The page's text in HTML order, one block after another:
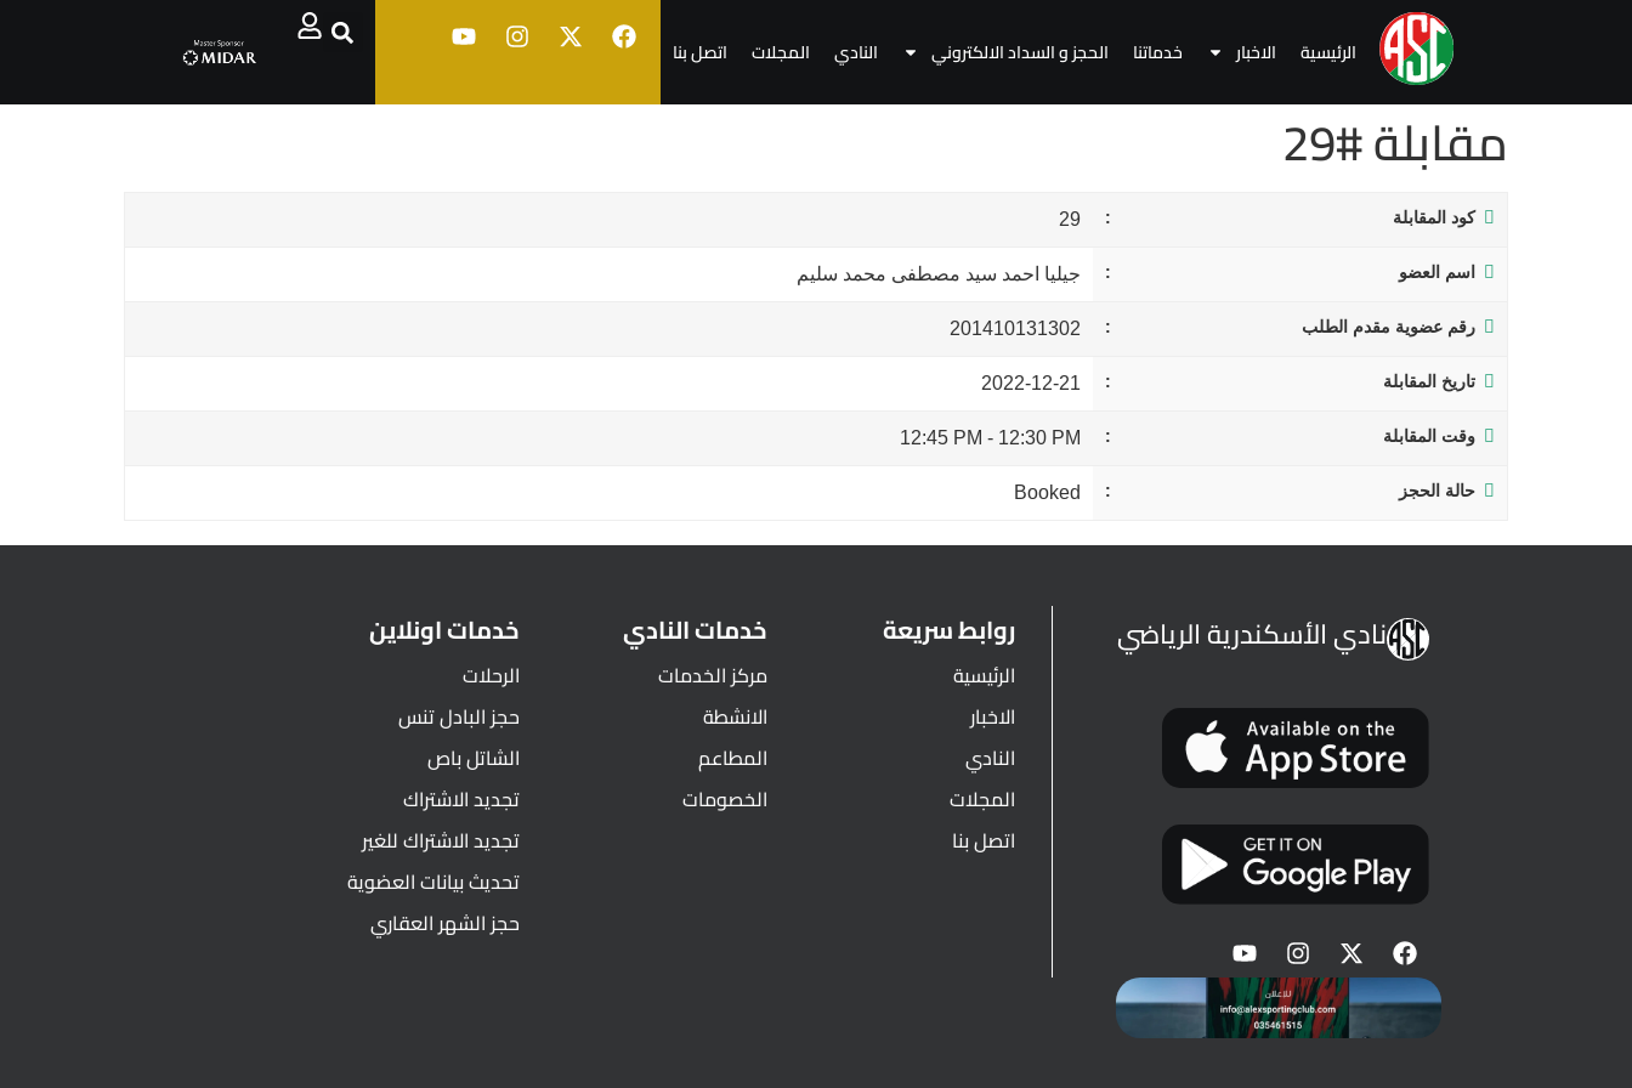
الرئيسية الاخبار خدماتنا الحجز و السداد الالكتروني النادي المجلات اتصل بنا
مقابلة #29
كود المقابلة 29
اسم العضو جيليا احمد سيد مصطفى محمد سليم
رقم عضوية مقدم الطلب 201410131302
تاريخ المقابلة 2022-12-21
وقت المقابلة 12:30 PM
-
12:45 PM
حالة الحجز Booked
نادي الأسكندرية الرياضي روابط سريعة
الرئيسية
الاخبار
النادي
المجلات
اتصل بنا
خدمات النادي
مركز الخدمات
الانشطة
المطاعم
الخصومات
خدمات اونلاين
الرحلات
حجز البادل تنس
الشاتل باص
تجديد الاشتراك
تجديد الاشتراك للغير
تحديث بيانات العضوية
حجز الشهر العقاري